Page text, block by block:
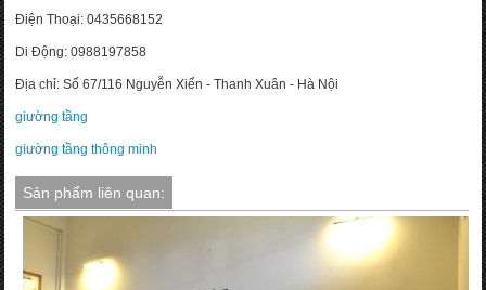
Điện Thoại: 0435668152
Di Động: 0988197858
Địa chỉ: Số 67/116 Nguyễn Xiển - Thanh Xuân - Hà Nội
giường tầng
giường tầng thông minh
Sản phẩm liên quan: